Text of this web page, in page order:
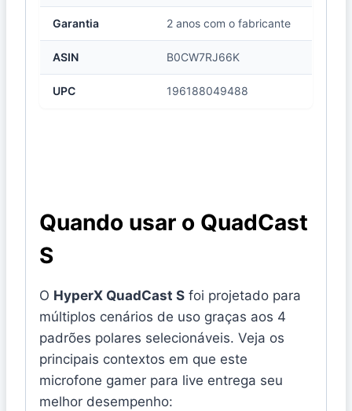
Garantia 2 anos com o fabricante
ASIN B0CW7RJ66K
UPC 196188049488
Quando usar o QuadCast
S
O HyperX QuadCast S foi projetado para
múltiplos cenários de uso graças aos 4
padrões polares selecionáveis. Veja os
principais contextos em que este
microfone gamer para live entrega seu
melhor desempenho: